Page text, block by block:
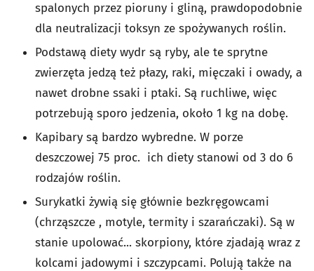
spalonych przez pioruny i gliną, prawdopodobnie
dla neutralizacji toksyn ze spożywanych roślin.
Podstawą diety wydr są ryby, ale te sprytne
zwierzęta jedzą też płazy, raki, mięczaki i owady, a
nawet drobne ssaki i ptaki. Są ruchliwe, więc
potrzebują sporo jedzenia, około 1 kg na dobę.
Kapibary są bardzo wybredne. W porze
deszczowej 75 proc. ich diety stanowi od 3 do 6
rodzajów roślin.
Surykatki żywią się głównie bezkręgowcami
(chrząszcze , motyle, termity i szarańczaki). Są w
stanie upolować... skorpiony, które zjadają wraz z
kolcami jadowymi i szczypcami. Polują także na